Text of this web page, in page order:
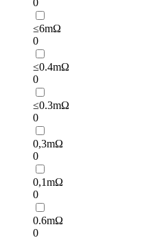
0
≤6mΩ
0
≤0.4mΩ
0
≤0.3mΩ
0
0,3mΩ
0
0,1mΩ
0
0.6mΩ
0